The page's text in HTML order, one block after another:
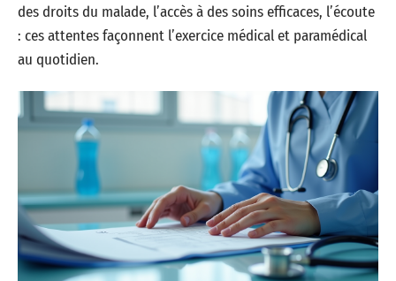
des droits du malade, l’accès à des soins efficaces, l’écoute
: ces attentes façonnent l’exercice médical et paramédical
au quotidien.